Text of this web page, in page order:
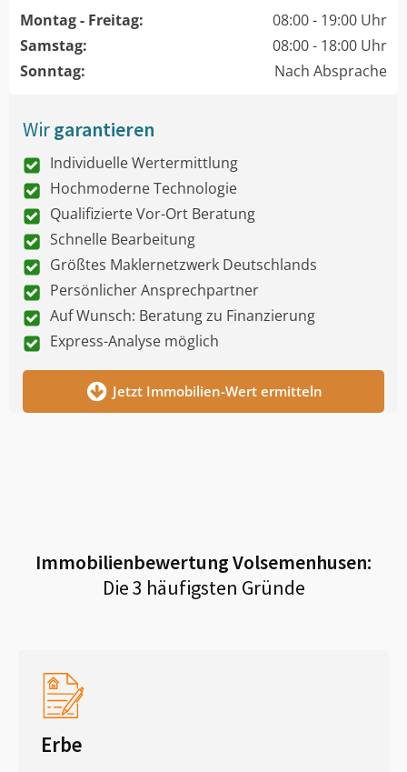
Montag - Freitag:
08:00 - 19:00 Uhr
Samstag:
08:00 - 18:00 Uhr
Sonntag:
Nach Absprache
Wirgarantieren
Individuelle Wertermittlung
Hochmoderne Technologie
Qualifizierte Vor-Ort Beratung
Schnelle Bearbeitung
Größtes Maklernetzwerk Deutschlands
Persönlicher Ansprechpartner
Auf Wunsch: Beratung zu Finanzierung
Express-Analyse möglich
Jetzt Immobilien-Wert ermitteln
ImmobilienbewertungVolsemenhusen:
Die 3 häufigsten Gründe
Erbe